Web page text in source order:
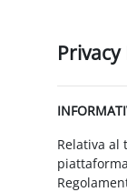
Privacy
Relativa al